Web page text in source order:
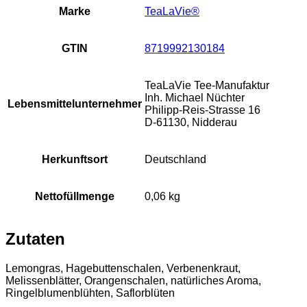
Marke TeaLaVie®
GTIN 8719992130184
Lebensmittelunternehmer
TeaLaVie Tee-Manufaktur
Inh. Michael Nüchter
Philipp-Reis-Strasse 16
D-61130, Nidderau
Herkunftsort Deutschland
Nettofüllmenge 0,06 kg
Zutaten
Lemongras, Hagebuttenschalen, Verbenenkraut,
Melissenblätter, Orangenschalen, natürliches Aroma,
Ringelblumenblühten, Saflorblüten